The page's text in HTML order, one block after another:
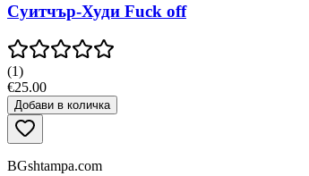
Суитчър-Худи Fuck off
(1)
€25.00
Добави в количка
BGshtampa.com